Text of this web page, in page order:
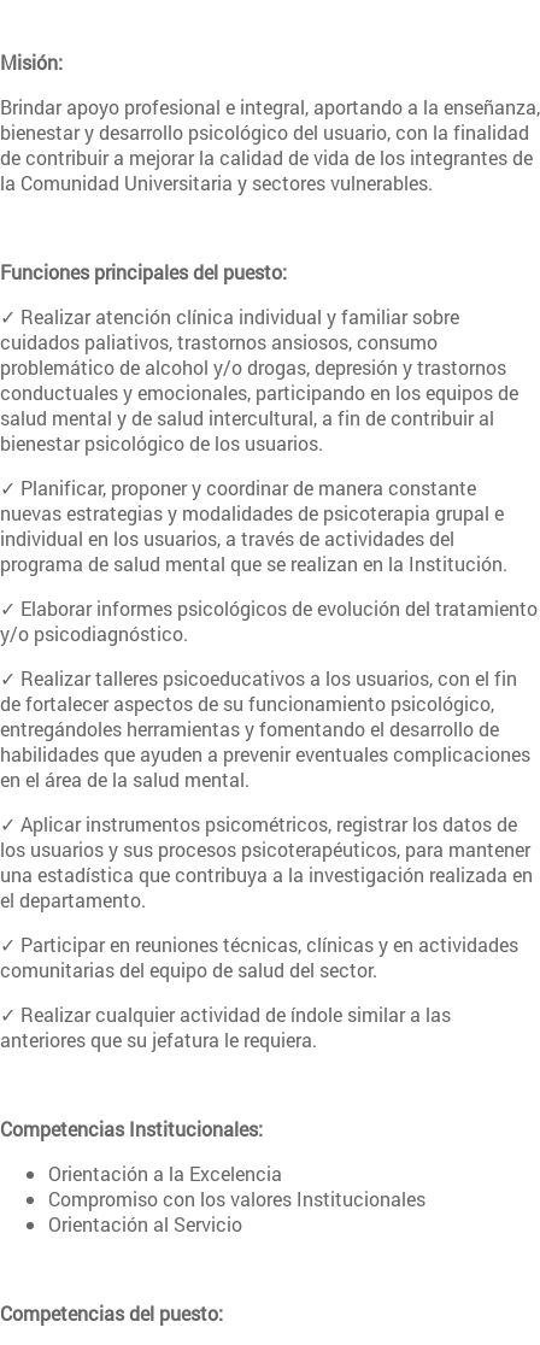
Misión:
Brindar apoyo profesional e integral, aportando a la enseñanza,
bienestar y desarrollo psicológico del usuario, con la finalidad
de contribuir a mejorar la calidad de vida de los integrantes de
la Comunidad Universitaria y sectores vulnerables.
Funciones principales del puesto:
✓ Realizar atención clínica individual y familiar sobre
cuidados paliativos, trastornos ansiosos, consumo
problemático de alcohol y/o drogas, depresión y trastornos
conductuales y emocionales, participando en los equipos de
salud mental y de salud intercultural, a fin de contribuir al
bienestar psicológico de los usuarios.
✓ Planificar, proponer y coordinar de manera constante
nuevas estrategias y modalidades de psicoterapia grupal e
individual en los usuarios, a través de actividades del
programa de salud mental que se realizan en la Institución.
✓ Elaborar informes psicológicos de evolución del tratamiento
y/o psicodiagnóstico.
✓ Realizar talleres psicoeducativos a los usuarios, con el fin
de fortalecer aspectos de su funcionamiento psicológico,
entregándoles herramientas y fomentando el desarrollo de
habilidades que ayuden a prevenir eventuales complicaciones
en el área de la salud mental.
✓ Aplicar instrumentos psicométricos, registrar los datos de
los usuarios y sus procesos psicoterapéuticos, para mantener
una estadística que contribuya a la investigación realizada en
el departamento.
✓ Participar en reuniones técnicas, clínicas y en actividades
comunitarias del equipo de salud del sector.
✓ Realizar cualquier actividad de índole similar a las
anteriores que su jefatura le requiera.
Competencias Institucionales:
Orientación a la Excelencia
Compromiso con los valores Institucionales
Orientación al Servicio
Competencias del puesto: